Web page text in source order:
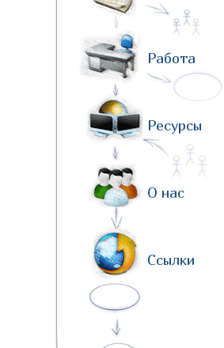
Работа
Ресурсы
О нас
Ссылки